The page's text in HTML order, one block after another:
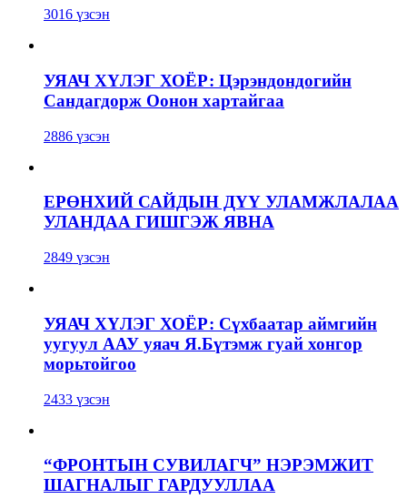
3016 үзсэн
УЯАЧ ХҮЛЭГ ХОЁР: Цэрэндондогийн
Сандагдорж Оонон хартайгаа
2886 үзсэн
ЕРӨНХИЙ САЙДЫН ДҮҮ УЛАМЖЛАЛАА
УЛАНДАА ГИШГЭЖ ЯВНА
2849 үзсэн
УЯАЧ ХҮЛЭГ ХОЁР: Сүхбаатар аймгийн
уугуул ААУ уяач Я.Бүтэмж гуай хонгор
морьтойгоо
2433 үзсэн
“ФРОНТЫН СУВИЛАГЧ” НЭРЭМЖИТ
ШАГНАЛЫГ ГАРДУУЛЛАА